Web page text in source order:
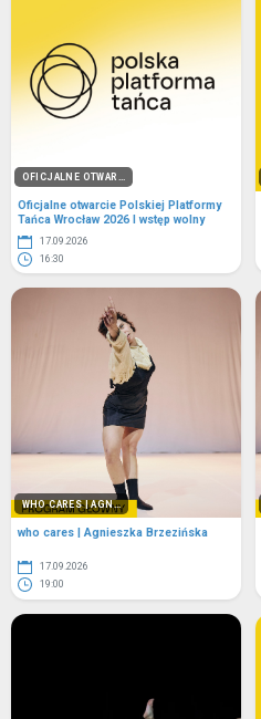
OFICJALNE OTWAR...
Oficjalne otwarcie Polskiej Platformy
Tańca Wrocław 2026 I wstęp wolny
17.09.2026
16:30
WHO CARES | AGN...
who cares | Agnieszka Brzezińska
17.09.2026
19:00